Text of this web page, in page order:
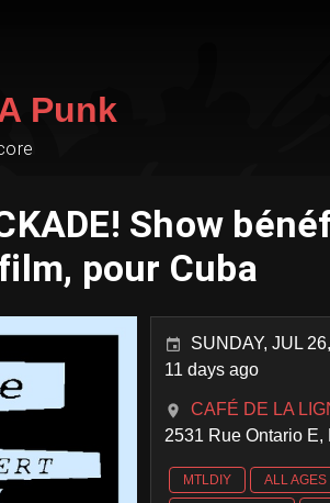
Punk
Show
pour Cuba
SUNDAY, JUL
11 days ago
CAFÉ DE LA
2531 Rue Ontario
MTLDIY ALL AGES